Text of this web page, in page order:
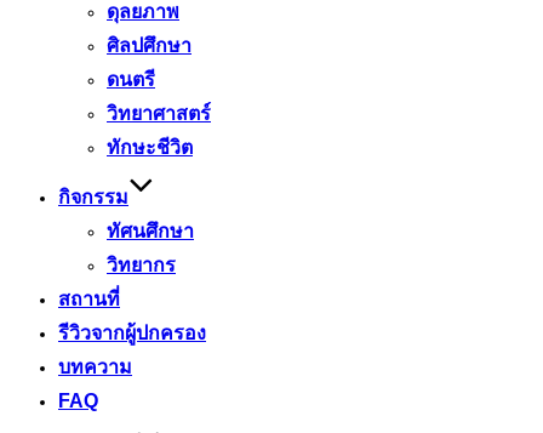
ดุลยภาพ
ศิลปศึกษา
ดนตรี
วิทยาศาสตร์
ทักษะชีวิต
กิจกรรม
ทัศนศึกษา
วิทยากร
สถานที่
รีวิวจากผู้ปกครอง
บทความ
FAQ